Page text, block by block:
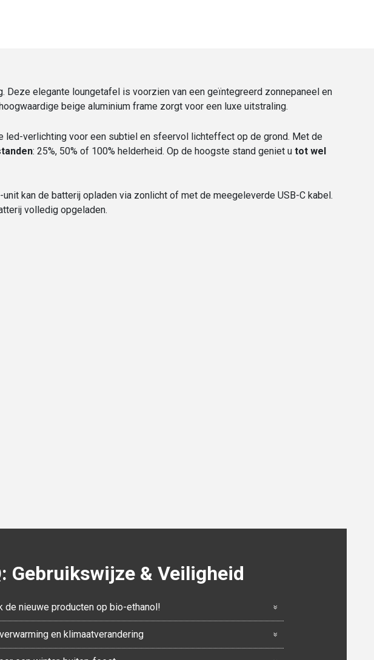
elegante loungetafel is voorzien van een geïntegreerd zonnepaneel en
beige aluminium frame zorgt voor een luxe uitstraling.
led-verlichting voor een subtiel en sfeervol lichteffect op de grond. Met de
: 25%, 50% of 100% helderheid. Op de hoogste stand geniet u tot wel
kan de batterij opladen via zonlicht of met de meegeleverde USB-C kabel.
volledig opgeladen.
Gebruikswijze & Veiligheid
de nieuwe producten op bio-ethanol!
en klimaatverandering